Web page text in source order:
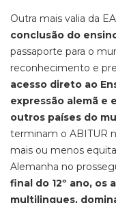
Outra mais valia da
conclusão do
passaporte para o
reconhecimento e
acesso direto ao
expressão alemã e
outros países do
terminam o ABITUR
mais ou menos
Alemanha no
final do 12º ano, os
multilingues,